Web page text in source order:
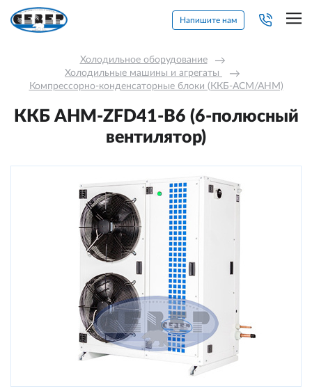
Напишите нам
Холодильное оборудование →
Холодильные машины и агрегаты →
Компрессорно-конденсаторные блоки (ККБ-АСМ/АНМ)
ККБ AHM-ZFD41-В6 (6-полюсный
вентилятор)